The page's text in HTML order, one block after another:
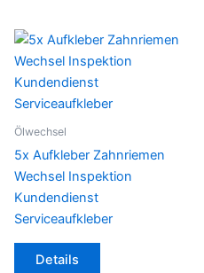
Varianten
auf.
Optionen
auf
der
gewählt
Ölwechsel
5x Aufkleber Zahnriemen
Wechsel Inspektion
Kundendienst
Serviceaufkleber
Details